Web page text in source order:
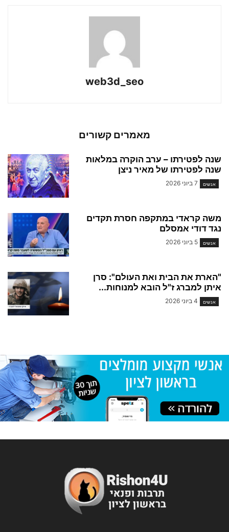
web3d_seo
מאמרים קשורים
שנה לפטירתו – ערב הוקרה במלאות
שנה לפטירתו של מאיר ניצן
אנשים 7 ביוני 2026
משה קראדי במתקפה חסרת תקדים
נגד דודי אמסלם
אנשים 5 ביוני 2026
"הארת את הבית ואת העולם": סרן
איתן למברג ז"ל הובא למנוחות...
אנשים 4 ביוני 2026